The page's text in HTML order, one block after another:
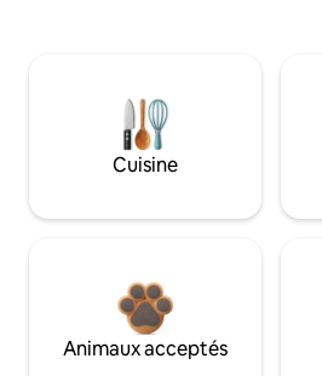
Cuisine
Animaux acceptés